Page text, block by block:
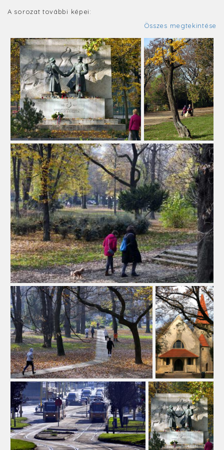
A sorozat további képei:
Összes megtekintése